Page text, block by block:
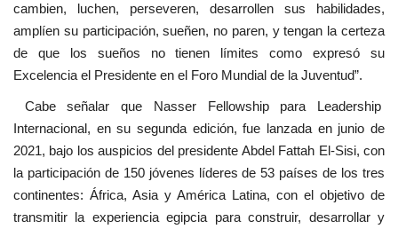
cambien, luchen, perseveren, desarrollen sus habilidades,
amplíen su participación, sueñen, no paren, y tengan la certeza
de que los sueños no tienen límites como expresó su
Excelencia el Presidente en el Foro Mundial de la Juventud”.
Cabe señalar que Nasser Fellowship para Leadership
Internacional, en su segunda edición, fue lanzada en junio de
2021, bajo los auspicios del presidente Abdel Fattah El-Sisi, con
la participación de 150 jóvenes líderes de 53 países de los tres
continentes: África, Asia y América Latina, con el objetivo de
transmitir la experiencia egipcia para construir, desarrollar y